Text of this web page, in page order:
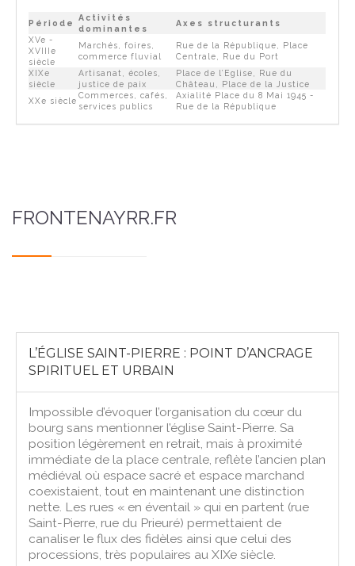
Période
Activités
dominantes
Axes structurants
XVe -
XVIIIe
siècle
Marchés, foires,
commerce fluvial
Rue de la République, Place
Centrale, Rue du Port
XIXe
siècle
Artisanat, écoles,
justice de paix
Place de l’Eglise, Rue du
Château, Place de la Justice
XXe siècle
Commerces, cafés,
services publics
Axialité Place du 8 Mai 1945 -
Rue de la République
FRONTENAYRR.FR
L’ÉGLISE SAINT-PIERRE : POINT D’ANCRAGE
SPIRITUEL ET URBAIN
Impossible d’évoquer l’organisation du cœur du
bourg sans mentionner l’église Saint-Pierre. Sa
position légèrement en retrait, mais à proximité
immédiate de la place centrale, reflète l’ancien plan
médiéval où espace sacré et espace marchand
coexistaient, tout en maintenant une distinction
nette. Les rues « en éventail » qui en partent (rue
Saint-Pierre, rue du Prieuré) permettaient de
canaliser le flux des fidèles ainsi que celui des
processions, très populaires au XIXe siècle.